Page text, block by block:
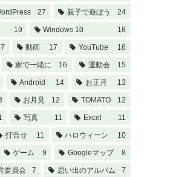
27 親子で遊ぼう 24
19 Windows 10 18
動画 17 YouTube 16
家で一緒に 16 運動会 15
Android 14 お正月 13
お月見 12 TOMATO 12
写真 11 Excel 11
打合せ 11 ハロウィーン 10
ゲーム 9 Googleマップ 8
委員会 7 思い出のアルバム 7